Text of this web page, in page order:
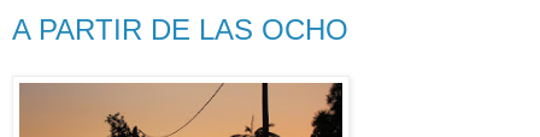
A PARTIR DE LAS OCHO